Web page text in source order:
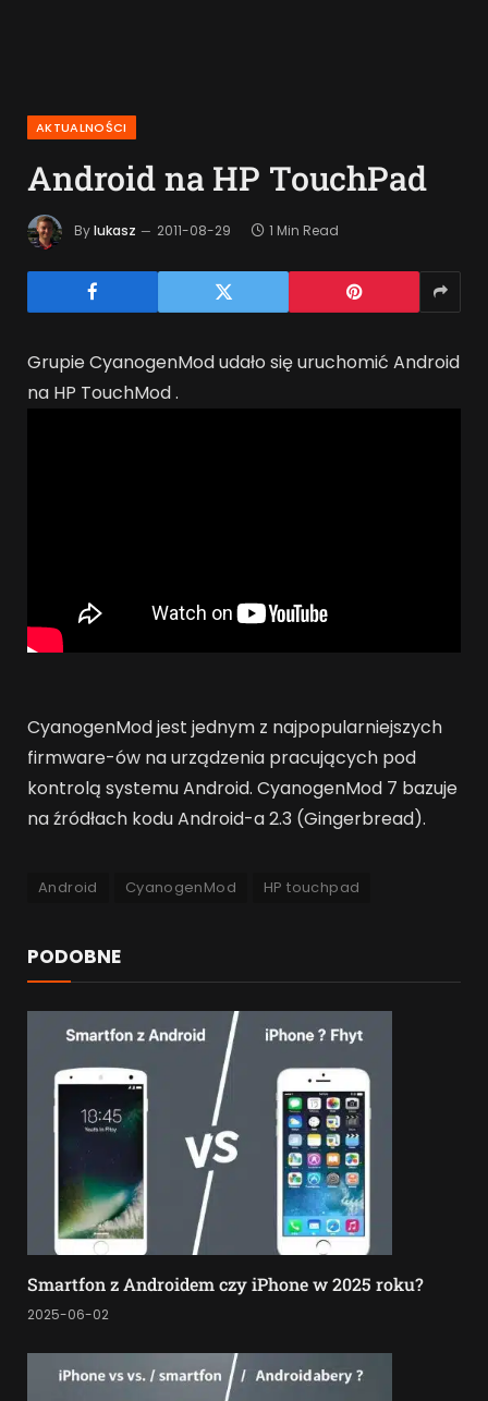
AKTUALNOŚCI
Android na HP TouchPad
Bylukasz 2011-08-29 1 Min Read
Grupie CyanogenMod udało się uruchomić Android
na HP TouchMod .
CyanogenMod jest jednym z najpopularniejszych
firmware-ów na urządzenia pracujących pod
kontrolą systemu Android. CyanogenMod 7 bazuje
na źródłach kodu Android-a 2.3 (Gingerbread).
Android CyanogenMod HP touchpad
PODOBNE
Smartfon z Androidem czy iPhone w 2025 roku?
2025-06-02